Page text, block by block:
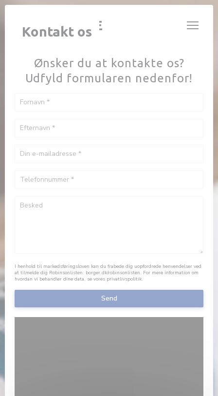
CCookie-styringspanel
L’ALCHIMISTE
Kontakt os
Ønsker du at kontakte os?
Udfyld formularen nedenfor!
I henhold til markedsføringsloven kan du frabede dig uopfordrede henvendelser ved
at tilmelde dig Robinsonlisten: borger.dk/robinsonlisten. For mere information om
hvordan vi behandler dine data, se vores privatlivspolitik.